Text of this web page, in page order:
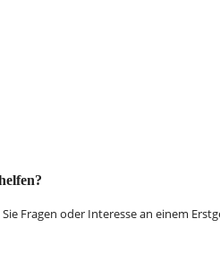
Fragen oder Interesse an einem